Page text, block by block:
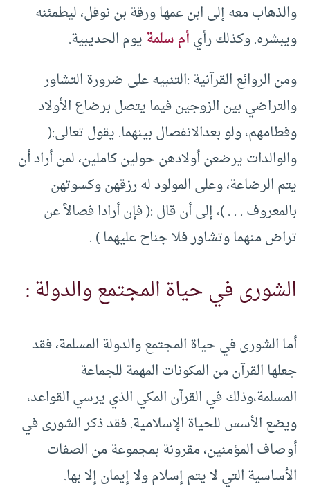
والذهاب معه إلى ابن عمها ورقة بن نوفل، ليطمئنه
ويبشره. وكذلك رأيأم سلمةيوم الحديبية.
ومن الروائع القرآنية :التنبيه على ضرورة التشاور
والتراضي بين الزوجين فيما يتصل برضاع الأولاد
وفطامهم، ولو بعدالانفصال بينهما. يقول تعالى:(
والوالدات يرضعن أولادهن حولين كاملين، لمن أراد أن
يتم الرضاعة، وعلى المولود له رزقهن وكسوتهن
بالمعروف . . . )، إلى أن قال :( فإن أرادا فصالاً عن
تراض منهما وتشاور فلا جناح عليهما ) .
الشورى في حياة المجتمع والدولة :
أما الشورى في حياة المجتمع والدولة المسلمة، فقد
جعلها القرآن من المكونات المهمة للجماعة
المسلمة،وذلك في القرآن المكي الذي يرسي القواعد،
ويضع الأسس للحياة الإسلامية. فقد ذكر الشورى في
أوصاف المؤمنين، مقرونة بمجموعة من الصفات
الأساسية التي لا يتم إسلام ولا إيمان إلا بها.